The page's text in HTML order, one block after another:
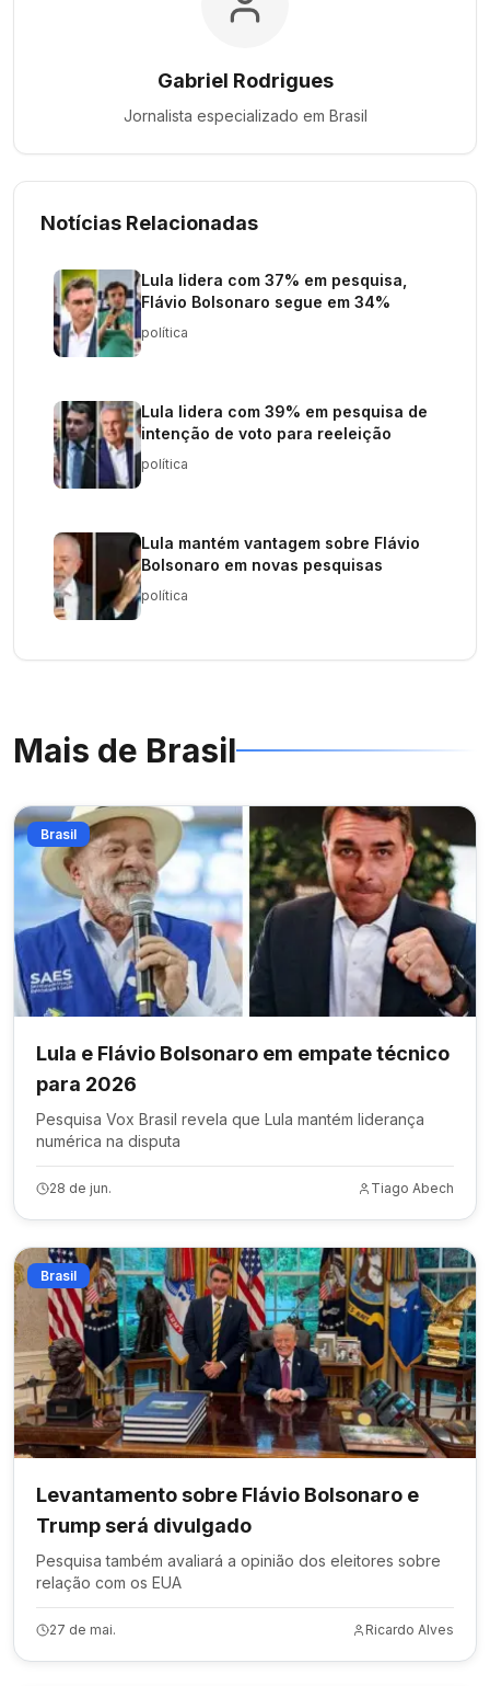
Gabriel Rodrigues
Jornalista especializado em Brasil
Notícias Relacionadas
Lula lidera com 37% em pesquisa,
Flávio Bolsonaro segue em 34%
política
Lula lidera com 39% em pesquisa de
intenção de voto para reeleição
política
Lula mantém vantagem sobre Flávio
Bolsonaro em novas pesquisas
política
Mais de Brasil
Brasil
Lula e Flávio Bolsonaro em empate técnico
para 2026
Pesquisa Vox Brasil revela que Lula mantém liderança
numérica na disputa
28 de jun. Tiago Abech
Brasil
Levantamento sobre Flávio Bolsonaro e
Trump será divulgado
Pesquisa também avaliará a opinião dos eleitores sobre
relação com os EUA
27 de mai. Ricardo Alves